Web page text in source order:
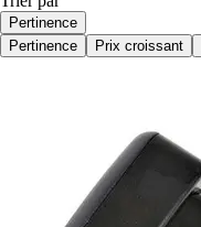
Pertinence
Pertinence
Prix croissant